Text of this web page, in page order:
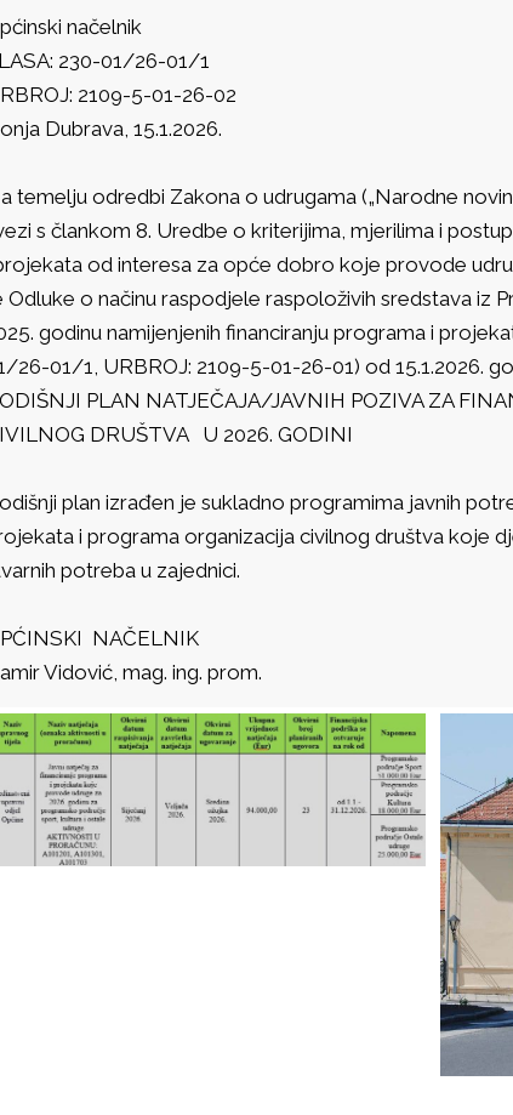
načelnik
230-01/26-01/1
2109-5-01-26-02
Dubrava, 15.1.2026.
temelju odredbi Zakona o udrugama („Narodne
s člankom 8. Uredbe o kriterijima, mjerilima i
od interesa za opće dobro koje provode
Odluke o načinu raspodjele raspoloživih sredstava iz
godinu namijenjenih financiranju programa i
26-01/1, URBROJ: 2109-5-01-26-01) od 15.1.2026.
PLAN NATJEČAJA/JAVNIH POZIVA ZA
DRUŠTVA U 2026. GODINI
plan izrađen je sukladno programima javnih
i programa organizacija civilnog društva koje
potreba u zajednici.
NAČELNIK
Vidović, mag. ing. prom.